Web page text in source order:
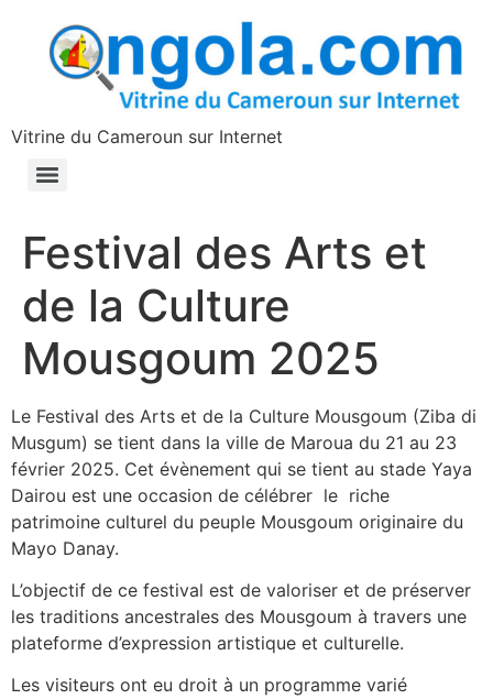
principal
Vitrine du Cameroun sur Internet
Festival des Arts et
de la Culture
Mousgoum 2025
Le Festival des Arts et de la Culture Mousgoum (Ziba di
Musgum) se tient dans la ville de Maroua du 21 au 23
février 2025. Cet évènement qui se tient au stade Yaya
Dairou est une occasion de célébrer le riche
patrimoine culturel du peuple Mousgoum originaire du
Mayo Danay.
L’objectif de ce festival est de valoriser et de préserver
les traditions ancestrales des Mousgoum à travers une
plateforme d’expression artistique et culturelle.
Les visiteurs ont eu droit à un programme varié